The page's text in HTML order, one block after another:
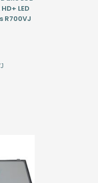
LED
R700VJ